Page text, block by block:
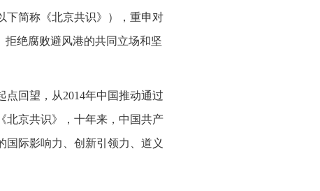
下简称《北京共识》），重申对
拒绝腐败避风港的共同立场和坚
回望，从2014年中国推动通过
北京共识》，十年来，中国共产
国际影响力、创新引领力、道义